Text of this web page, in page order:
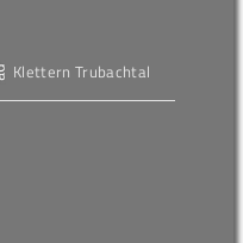
Klettern Trubachtal